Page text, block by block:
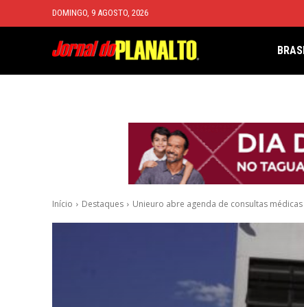
DOMINGO, 9 AGOSTO, 2026
Início Destaques Unieuro abre agenda de consultas